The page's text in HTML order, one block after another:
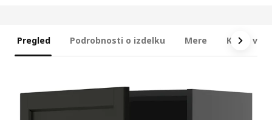
Pregled Podrobnosti o izdelku Mere Kaj je